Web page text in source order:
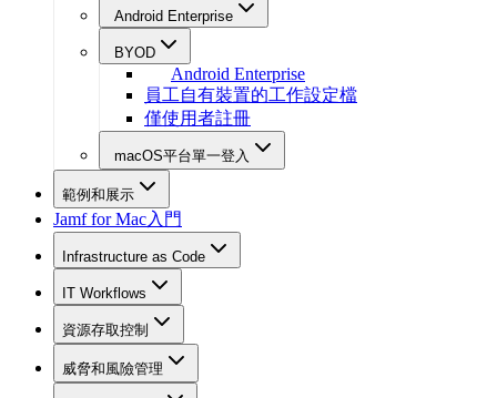
Android Enterprise
BYOD
Android Enterprise
員工自有裝置的工作設定檔
僅使用者註冊
macOS平台單一登入
範例和展示
Jamf for Mac入門
Infrastructure as Code
IT Workflows
資源存取控制
威脅和風險管理